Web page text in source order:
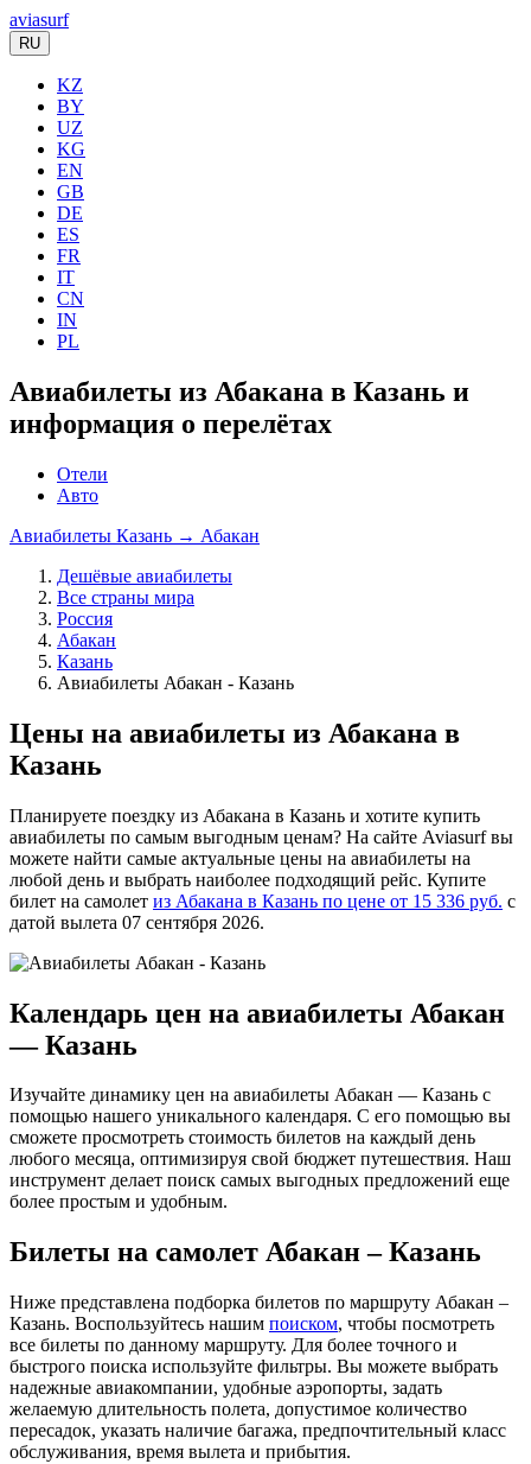
aviasurf
RU
KZ
BY
UZ
KG
EN
GB
DE
ES
FR
IT
CN
IN
PL
Авиабилеты из Абакана в Казань и
информация о перелётах
Отели
Авто
Авиабилеты Казань → Абакан
Дешёвые авиабилеты
Все страны мира
Россия
Абакан
Казань
Авиабилеты Абакан - Казань
Цены на авиабилеты из Абакана в
Казань
Планируете поездку из Абакана в Казань и хотите купить
авиабилеты по самым выгодным ценам? На сайте Aviasurf вы
можете найти самые актуальные цены на авиабилеты на
любой день и выбрать наиболее подходящий рейс. Купите
билет на самолет из Абакана в Казань по цене от 15 336 руб. с
датой вылета 07 сентября 2026.
Календарь цен на авиабилеты Абакан
— Казань
Изучайте динамику цен на авиабилеты Абакан — Казань с
помощью нашего уникального календаря. С его помощью вы
сможете просмотреть стоимость билетов на каждый день
любого месяца, оптимизируя свой бюджет путешествия. Наш
инструмент делает поиск самых выгодных предложений еще
более простым и удобным.
Билеты на самолет Абакан – Казань
Ниже представлена подборка билетов по маршруту Абакан –
Казань. Воспользуйтесь нашим поиском, чтобы посмотреть
все билеты по данному маршруту. Для более точного и
быстрого поиска используйте фильтры. Вы можете выбрать
надежные авиакомпании, удобные аэропорты, задать
желаемую длительность полета, допустимое количество
пересадок, указать наличие багажа, предпочтительный класс
обслуживания, время вылета и прибытия.